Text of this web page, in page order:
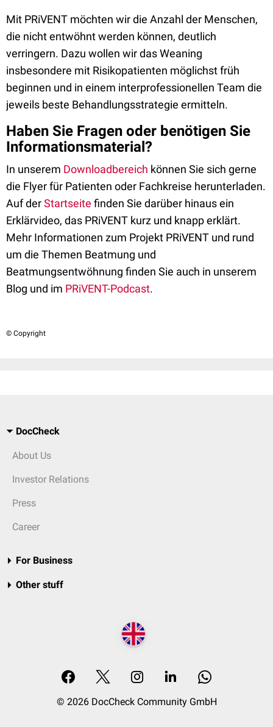
Mit PRiVENT möchten wir die Anzahl der Menschen,
die nicht entwöhnt werden können, deutlich
verringern. Dazu wollen wir das Weaning
insbesondere mit Risikopatienten möglichst früh
beginnen und in einem interprofessionellen Team die
jeweils beste Behandlungsstrategie ermitteln.
Haben Sie Fragen oder benötigen Sie
Informationsmaterial?
In unserem Downloadbereich können Sie sich gerne
die Flyer für Patienten oder Fachkreise herunterladen.
Auf derStartseite finden Sie darüber hinaus ein
Erklärvideo, das PRiVENT kurz und knapp erklärt.
Mehr Informationen zum Projekt PRiVENT und rund
um die Themen Beatmung und
Beatmungsentwöhnung finden Sie auch in unserem
Blog und im PRiVENT-Podcast.
© Copyright
DocCheck
About Us
Investor Relations
Press
Career
For Business
Other stuff
© 2026 DocCheck Community GmbH